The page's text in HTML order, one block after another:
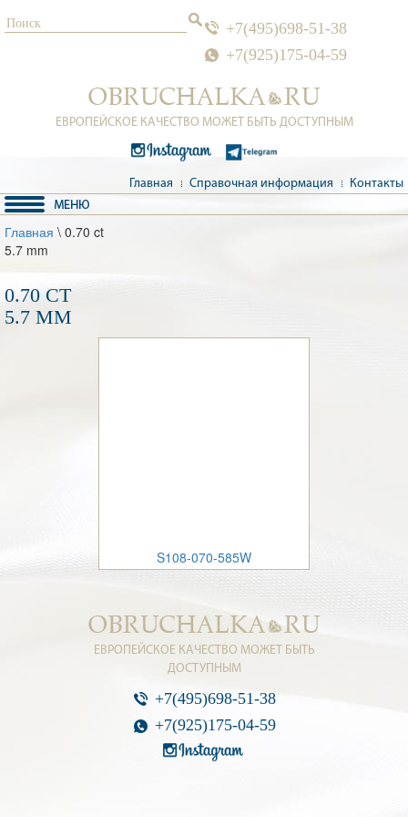
+7(495)698-51-38
+7(925)175-04-59
ЕВРОПЕЙСКОЕ КАЧЕСТВО МОЖЕТ БЫТЬ ДОСТУПНЫМ
Главная Справочная информация Контакты
Главная \ 0.70 ct
5.7 mm
0.70 CT
5.7 MM
S108-070-585W
+7(495)698-51-38
+7(925)175-04-59
ЕВРОПЕЙСКОЕ КАЧЕСТВО МОЖЕТ БЫТЬ
ДОСТУПНЫМ